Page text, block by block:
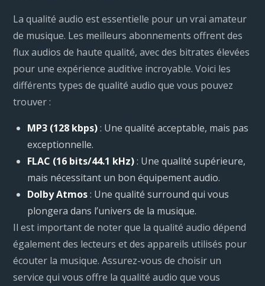
La qualité audio est essentielle pour un vrai amateur
de musique. Les meilleurs abonnements offrent des
flux audios de haute qualité, avec des bitrates élevées
pour une expérience auditive incroyable. Voici les
différents types de qualité audio que vous pouvez
trouver :
MP3 (128 kbps): Une qualité acceptable, mais pas
exceptionnelle.
FLAC (16 bits/44.1 kHz): Une qualité supérieure,
mais nécessitant un bon équipement audio.
Dolby Atmos: Une qualité surround qui vous
plongera dans l’univers de la musique.
Il est important de noter que la qualité audio dépend
également des lecteurs et des appareils utilisés pour
écouter la musique. Assurez-vous de choisir un
service qui vous offre la qualité audio que vous